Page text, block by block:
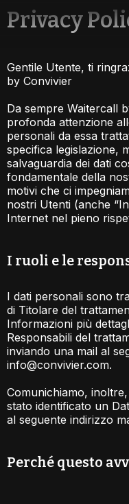
Privacy
Gentile Utente, ti
by Convivier
Da sempre Waitercall
profonda attenzione
personali da essa
specifica legislazione,
salvaguardia dei dati
fondamentale della
motivi che ci
nostri Utenti (anche
Internet nel pieno
I ruoli e le
I dati personali sono
di Titolare del
Informazioni più
Responsabili del
inviando una mail al
info@convivier.com.
Comunichiamo,
stato identificato un
al seguente indirizzo
Perché questo